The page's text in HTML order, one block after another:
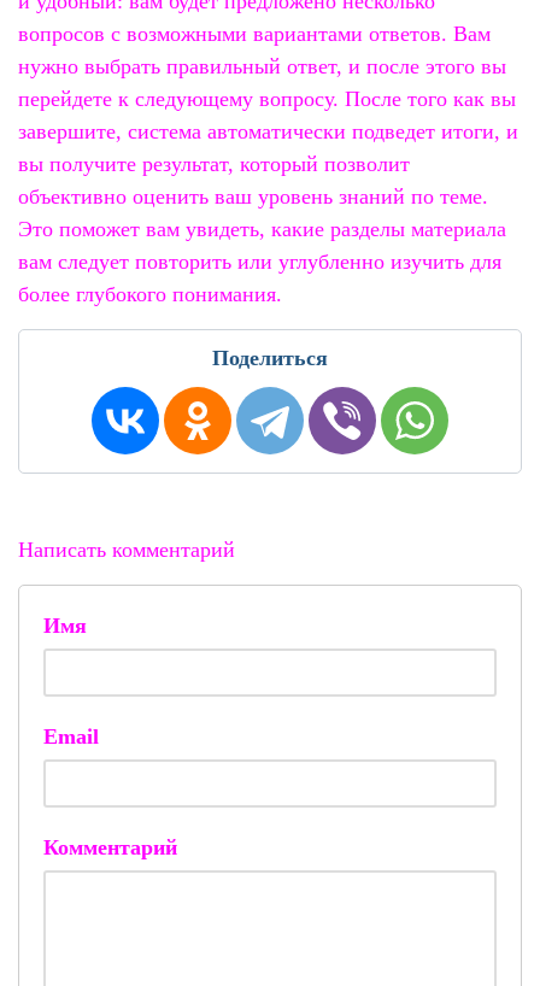
вопросов с возможными вариантами ответов. Вам
нужно выбрать правильный ответ, и после этого вы
перейдете к следующему вопросу. После того как вы
завершите, система автоматически подведет итоги, и
вы получите результат, который позволит
объективно оценить ваш уровень знаний по теме.
Это поможет вам увидеть, какие разделы материала
вам следует повторить или углубленно изучить для
более глубокого понимания.
Поделиться
Написать комментарий
Имя
Email
Комментарий